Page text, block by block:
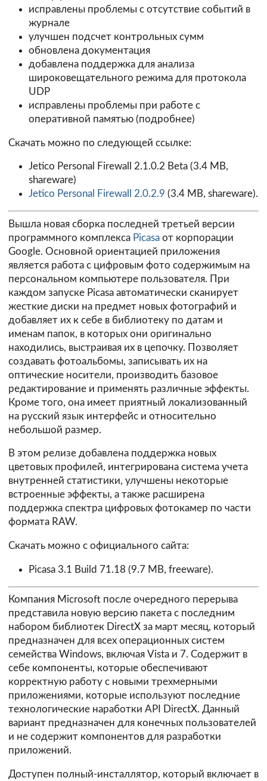
исправлены проблемы с отсутствие событий в
журнале
улучшен подсчет контрольных сумм
обновлена документация
добавлена поддержка для анализа
широковещательного режима для протокола
UDP
исправлены проблемы при работе с
оперативной памятью (подробнее)
Скачать можно по следующей ссылке:
Jetico Personal Firewall 2.1.0.2 Beta(3.4 MB,
shareware)
Jetico Personal Firewall 2.0.2.9 (3.4 MB, shareware).
Вышла новая сборка последней третьей версии
программного комплекса Picasa от корпорации
Google. Основной ориентацией приложения
является работа с цифровым фото содержимым на
персональном компьютере пользователя. При
каждом запуске Picasa автоматически сканирует
жесткие диски на предмет новых фотографий и
добавляет их к себе в библиотеку по датам и
именам папок, в которых они оригинально
находились, выстраивая их в цепочку. Позволяет
создавать фотоальбомы, записывать их на
оптические носители, производить базовое
редактирование и применять различные эффекты.
Кроме того, она имеет приятный локализованный
на русский язык интерфейс и относительно
небольшой размер.
В этом релизе добавлена поддержка новых
цветовых профилей, интегрирована система учета
внутренней статистики, улучшены некоторые
встроенные эффекты, а также расширена
поддержка спектра цифровых фотокамер по части
формата RAW.
Скачать можно с официального сайта:
Picasa 3.1 Build 71.18 (9.7 MB, freeware).
Компания Microsoft после очередного перерыва
представила новую версию пакета с последним
набором библиотек DirectX за март месяц, который
предназначен для всех операционных систем
семейства Windows, включая Vista и 7. Содержит в
себе компоненты, которые обеспечивают
корректную работу с новыми трехмерными
приложениями, которые используют последние
технологические наработки API DirectX. Данный
вариант предназначен для конечных пользователей
и не содержит компонентов для разработки
приложений.
Доступен полный-инсталлятор, который включает в